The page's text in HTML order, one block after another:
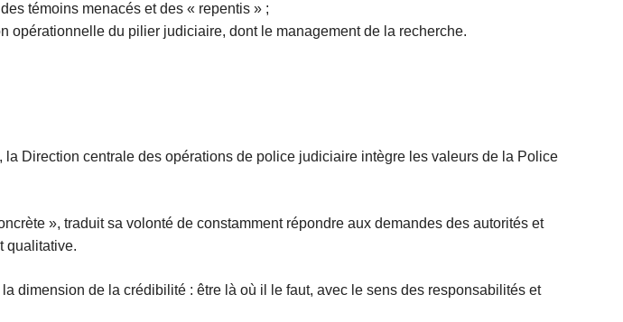
témoins menacés et des « repentis » ;
opérationnelle du pilier judiciaire, dont le management de la recherche.
la Direction centrale des opérations de police judiciaire intègre les valeurs de la Police
», traduit sa volonté de constamment répondre aux demandes des autorités et
qualitative.
la dimension de la crédibilité : être là où il le faut, avec le sens des responsabilités et